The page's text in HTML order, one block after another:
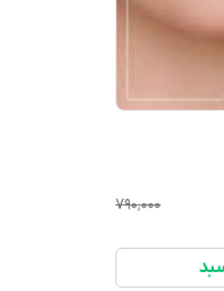
۷۹۰٬۰۰۰